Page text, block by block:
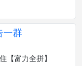
一群
【富力全拼】